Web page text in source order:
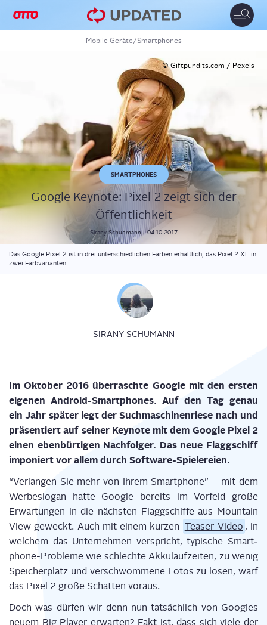
Toggle
Mobile Geräte/Smartphones
©Giftpundits.com / Pexels
SMARTPHONES
Goog­le Key­note: Pixel 2 zeigt sich der
Öffentlichkeit
SiranySchuemann-04.10.2017
Das Google Pixel 2 ist in drei unterschiedlichen Farben erhältlich, das Pixel 2 XL in
zwei Farbvarianten.
SIRANY SCHÜMANN
Im Okto­ber 2016 über­rasch­te Goog­le mit den ers­ten
eige­nen Android-Smart­phones. Auf den Tag genau
ein Jahr spä­ter legt der Such­ma­schi­nen­rie­se nach und
prä­sen­tiert auf sei­ner Key­note mit dem Goog­le Pixel 2
einen eben­bür­ti­gen Nach­fol­ger. Das neue Flagg­schiff
impo­niert vor allem durch Software-Spielereien.
“Ver­lan­gen Sie mehr von Ihrem Smart­phone” – mit dem
Wer­be­slo­gan hat­te Goog­le bereits im Vor­feld gro­ße
Erwar­tun­gen in die nächs­ten Flagg­schif­fe aus Moun­tain
View geweckt. Auch mit einem kur­zen Teaser-Video , in
wel­chem das Unter­neh­men ver­spricht, typi­sche Smart­
phone-Pro­ble­me wie schlech­te Akku­lauf­zei­ten, zu wenig
Spei­cher­platz und ver­schwom­me­ne Fotos zu lösen, warf
das Pixel 2 gro­ße Schat­ten voraus.
Doch was dür­fen wir denn nun tat­säch­lich von Goo­gles
neu­em Big Play­er erwar­ten? Fakt ist, dass sich vie­le der